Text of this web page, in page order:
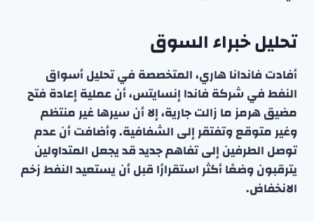
تحليل خبراء السوق
أفادت فاندانا هاري، المتخصصة في تحليل أسواق
النفط في شركة فاندا إنسايتس، أن عملية إعادة فتح
مضيق هرمز ما زالت جارية، إلا أن سيرها غير منتظم
وغير متوقع وتفتقر إلى الشفافية. وأضافت أن عدم
توصل الطرفين إلى تفاهم جديد قد يجعل المتداولين
يترقبون وضعًا أكثر استقرارًا قبل أن يستعيد النفط زخم
الانخفاض.